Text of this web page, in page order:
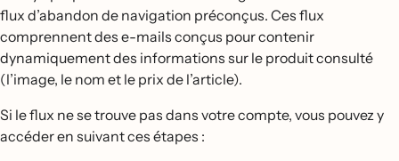
flux d’abandon de navigation préconçus. Ces flux
comprennent des e-mails conçus pour contenir
dynamiquement des informations sur le produit consulté
(l’image, le nom et le prix de l’article).
Si le flux ne se trouve pas dans votre compte, vous pouvez y
accéder en suivant ces étapes :